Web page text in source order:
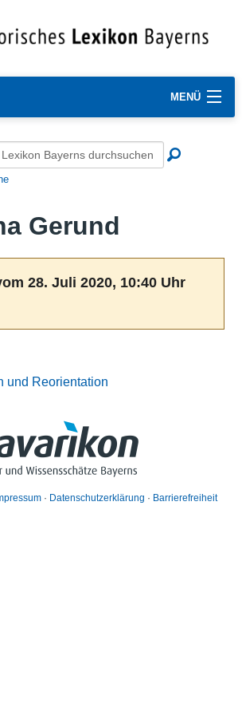
MENÜ
Gerund
28. Juli 2020, 10:40 Uhr
und Reorientation
Datenschutzerklärung Barrierefreiheit